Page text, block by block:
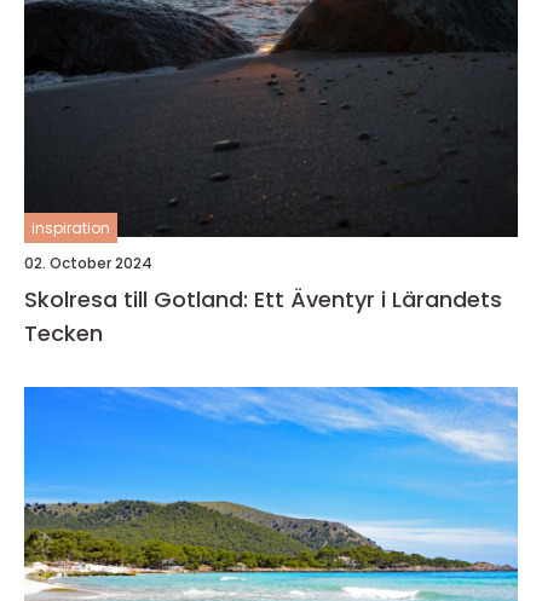
inspiration
02. October 2024
Skolresa till Gotland: Ett Äventyr i Lärandets
Tecken